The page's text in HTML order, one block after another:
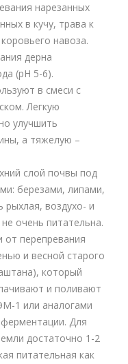
нарезанных
в кучу, трава к
навоза.
дерна
(рН 5-6).
в смеси с
Легкую
улучшить
а тяжелую –
слой почвы под
березами, липами,
рыхлая, воздухо- и
очень питательна.
перепревания
и весной старого
который
и поливают
1 или аналогами
Для
достаточно 1-2
питательная как